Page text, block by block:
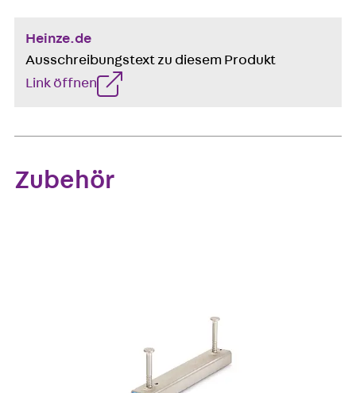
Heinze.de
Ausschreibungstext zu diesem Produkt
Link öffnen
Zubehör